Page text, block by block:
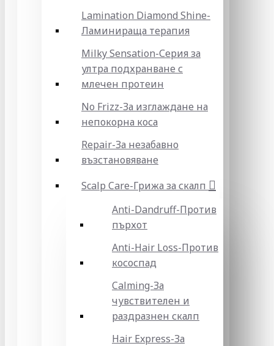
Lamination Diamond Shine-
Ламинираща терапия
Milky Sensation-Серия за
ултра подхранване с
млечен протеин
No Frizz-За изглаждане на
непокорна коса
Repair-За незабавно
възстановяване
Scalp Care-Грижа за скалп
Anti-Dandruff-Против
пърхот
Anti-Hair Loss-Против
кососпад
Calming-За
чувствителен и
раздразнен скалп
Hair Express-За